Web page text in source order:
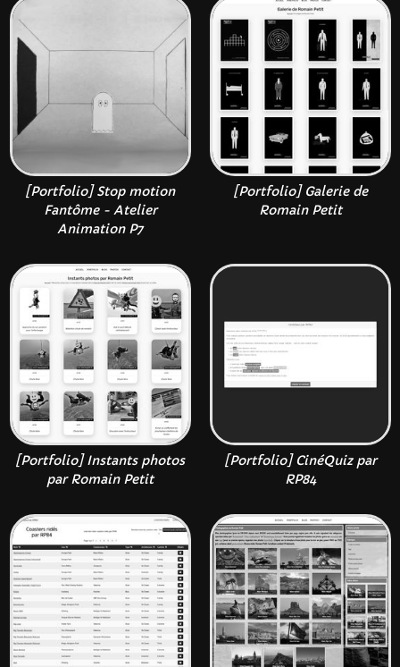
[Portfolio] Stop motion
Fantôme - Atelier
Animation P7
[Portfolio] Galerie de
Romain Petit
[Portfolio] Instants photos
par Romain Petit
[Portfolio] CinéQuiz par
RP84